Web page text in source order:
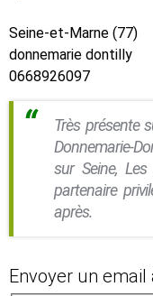
Seine-et-Marne (77)
donnemarie dontilly
0668926097
Très présente
Donnemarie-
sur Seine,
partenaire
après.
Envoyer un